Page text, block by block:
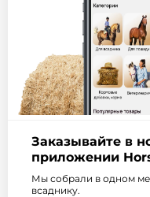
Заказывайте в
приложении
Мы собрали в одном
всаднику.